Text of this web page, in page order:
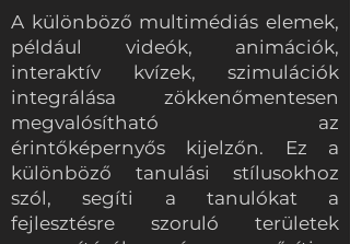
A különböző multimédiás elemek,
például videók, animációk,
interaktív kvízek, szimulációk
integrálása zökkenőmentesen
megvalósítható az
érintőképernyős kijelzőn. Ez a
különböző tanulási stílusokhoz
szól, segíti a tanulókat a
fejlesztésre szoruló területek